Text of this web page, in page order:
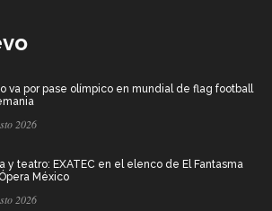
va por pase olímpico en mundial de flag football
2026
y teatro: EXATEC en el elenco de El Fantasma
México
2026